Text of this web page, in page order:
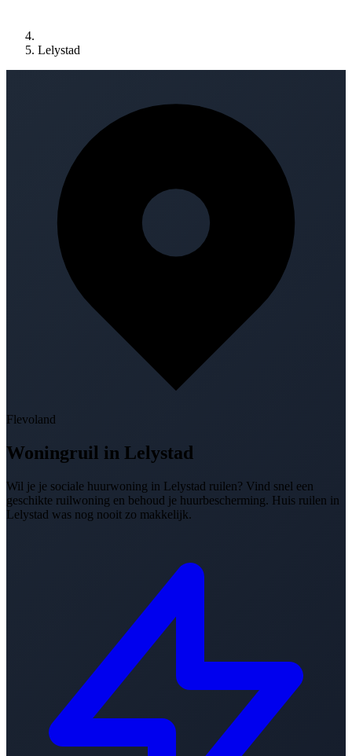
Lelystad
Flevoland
Woningruil in Lelystad
Wil je je sociale huurwoning in Lelystad ruilen? Vind snel een
geschikte ruilwoning en behoud je huurbescherming. Huis ruilen in
Lelystad was nog nooit zo makkelijk.